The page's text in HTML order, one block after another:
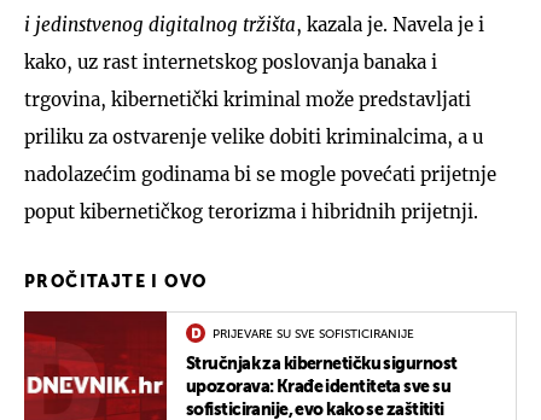
i jedinstvenog digitalnog tržišta, kazala je. Navela je i
kako, uz rast internetskog poslovanja banaka i
trgovina, kibernetički kriminal može predstavljati
priliku za ostvarenje velike dobiti kriminalcima, a u
nadolazećim godinama bi se mogle povećati prijetnje
poput kibernetičkog terorizma i hibridnih prijetnji.
PROČITAJTE I OVO
PRIJEVARE SU SVE SOFISTICIRANIJE
Stručnjak za kibernetičku sigurnost
upozorava: Krađe identiteta sve su
sofisticiranije, evo kako se zaštititi